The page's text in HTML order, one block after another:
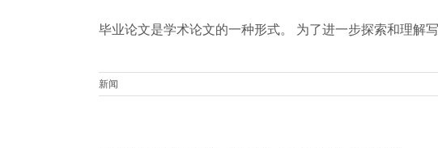
毕业论文是学术论文的一种形式。 为了进一步探索和理解
新闻